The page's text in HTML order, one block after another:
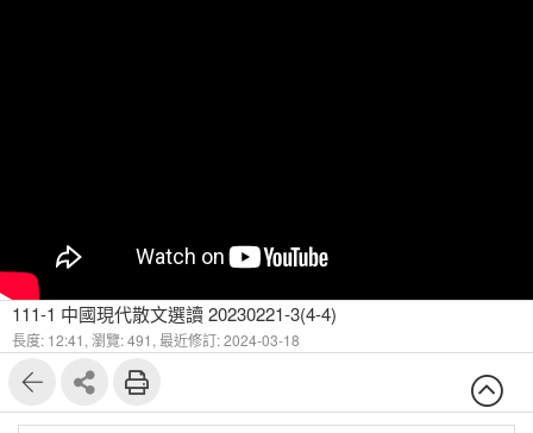
111-1 中國現代散文選讀 20230221-3(4-4)
長度: 12:41, 瀏覽: 491, 最近修訂: 2024-03-18